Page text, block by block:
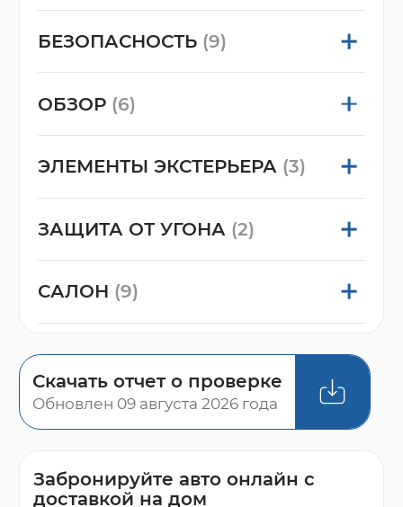
БЕЗОПАСНОСТЬ (9)
ОБЗОР (6)
ЭЛЕМЕНТЫ ЭКСТЕРЬЕРА (3)
ЗАЩИТА ОТ УГОНА (2)
САЛОН (9)
Скачать отчет о проверке
Обновлен 09 августа 2026 года
Забронируйте авто онлайн с
доставкой на дом